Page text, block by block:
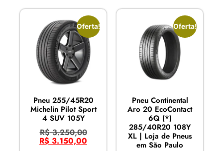
Oferta!
Pneu 255/45R20
Michelin Pilot Sport
4 SUV 105Y
R$3.250,00
R$ 3.150,00
Oferta!
Pneu Continental
Aro 20 EcoContact
6Q (*)
285/40R20 108Y
XL | Loja de Pneus
em São Paulo